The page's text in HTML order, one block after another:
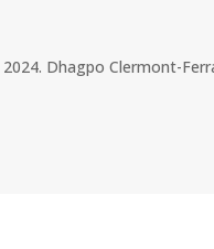
Dhagpo Clermont-